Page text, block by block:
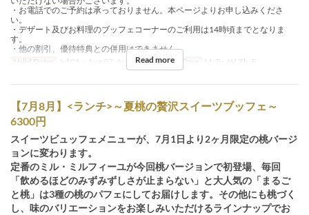
・お電話でのご予約は承っておりません。本ページよりお申し込みくださ
い。
・デザート及びお料理のブッフェコーナーのご利用は14時頃までとなりま
す。
・他の割引、優待特典との併用はできません。
Valid Dates
Jul 01 ~ Aug 07, Aug 24 ~ Aug 31 Days M, Tu, W, Th, F
Read more
【7月8月】<ランチ>～夏桃の贅沢スイーツブッフェ～
6300円
スイーツビュッフェメニューが、7月1日より2ヶ月限定の桃バージ
ョンに変わります。
定番のミル・ミルフィーユが今回桃バージョンで初登場、毎回
「飲めるほどのみずみずしさが止まらない」と大人気の「まるご
と桃」は3種の桃のパフェにしてお届けします。その他にも桃づく
し、味のバリエーションをお楽しみいただけるラインナップでお